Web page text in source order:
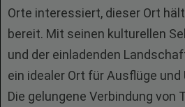
Orte interessiert, dieser Ort
bereit. Mit seinen kulturellen
und der einladenden
ein idealer Ort für Ausflüge und
Die gelungene Verbindung von